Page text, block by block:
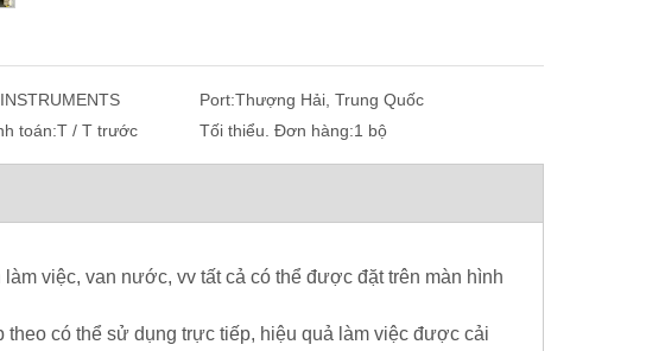
Port:Thượng Hải, Trung Quốc
toán:T / T trước Tối thiểu. Đơn hàng:1 bộ
việc, van nước, vv tất cả có thể được đặt trên màn hình
có thể sử dụng trực tiếp, hiệu quả làm việc được cải